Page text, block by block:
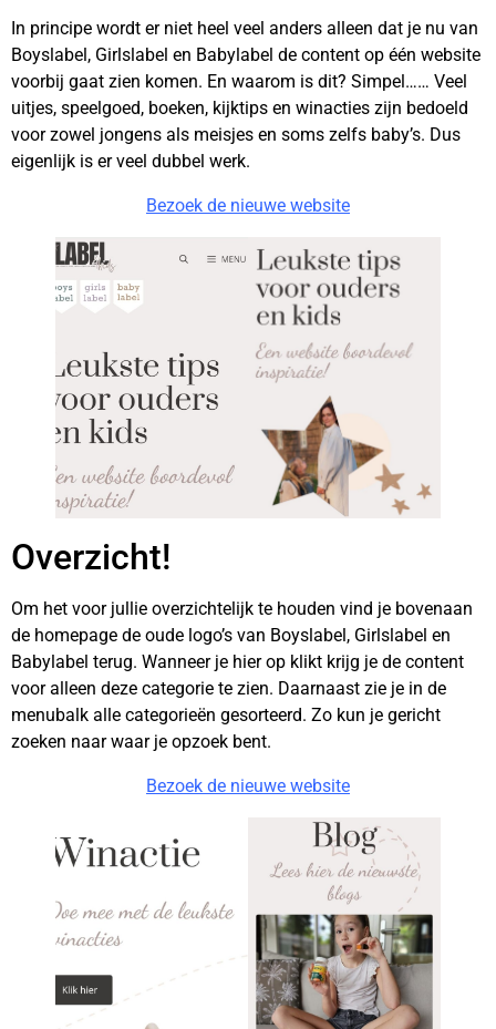
In principe wordt er niet heel veel anders alleen dat je nu van
Boyslabel, Girlslabel en Babylabel de content op één website
voorbij gaat zien komen. En waarom is dit? Simpel…… Veel
uitjes, speelgoed, boeken, kijktips en winacties zijn bedoeld
voor zowel jongens als meisjes en soms zelfs baby’s. Dus
eigenlijk is er veel dubbel werk.
Bezoek de nieuwe website
Overzicht!
Om het voor jullie overzichtelijk te houden vind je bovenaan
de homepage de oude logo’s van Boyslabel, Girlslabel en
Babylabel terug. Wanneer je hier op klikt krijg je de content
voor alleen deze categorie te zien. Daarnaast zie je in de
menubalk alle categorieën gesorteerd. Zo kun je gericht
zoeken naar waar je opzoek bent.
Bezoek de nieuwe website